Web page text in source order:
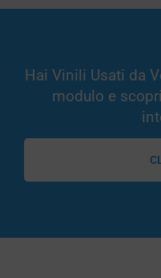
Hai Vinili Usati da
modulo e